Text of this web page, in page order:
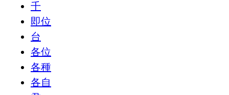
千
即位
台
各位
各種
各自